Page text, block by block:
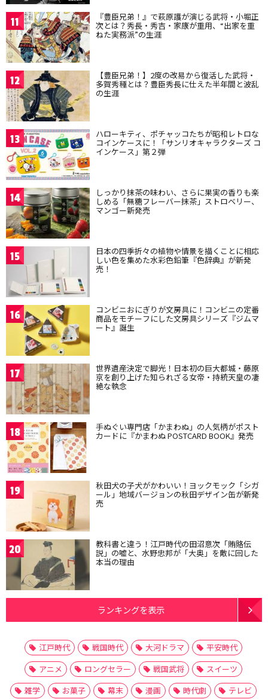
11 『豊臣兄弟！』で萩原護が演じる武将・小堀正
次とは？秀長・秀吉・家康が重用、“出家を重
ねた実務派”の生涯
12 【豊臣兄弟！】2度の改易から復活した武将・
多賀秀種とは？豊臣秀長に仕えた半年間と波乱
の生涯
13 ハローキティ、ポチャッコたちが昭和レトロな
コインケースに！「サンリオキャラクターズ コ
インケース」第２弾
14 しっかり抹茶の味わい、さらに果実の香りも楽
しめる「無糖フレーバー抹茶」ストロベリー、
マンゴー新発売
15 日本の四季折々の植物や情景を描くことに相応
しい色を集めた水彩色鉛筆『色辞典』が新発
売！
16 コンビニおにぎりが文房具に！コンビニの定番
商品をモチーフにした文房具シリーズ『ジムマ
ート』誕生
17 世界遺産決定で脚光！日本初の巨大都城・藤原
京を創り上げた知られざる女帝・持統天皇の凄
絶な執念
18 手ぬぐい専門店「かまわぬ」の人気柄がポスト
カードに『かまわぬ POSTCARD BOOK』発売
19 秋田犬の子犬がかわいい！ヨックモック「シガ
ール」地域バージョンの秋田デザイン缶が新発
売
20 教科書と違う！江戸時代の田沼意次「賄賂伝
説」の嘘と、水野忠邦が「大奥」を敵に回した
本当の理由
ランキングを表示
江戸時代 戦国時代 大河ドラマ
平安時代
アニメ
ロングセラー 戦国武将
スイーツ
雑学
お菓子 幕末 漫画 時代劇
テレビ